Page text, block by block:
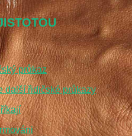
průkaz
další řidičské průkazy